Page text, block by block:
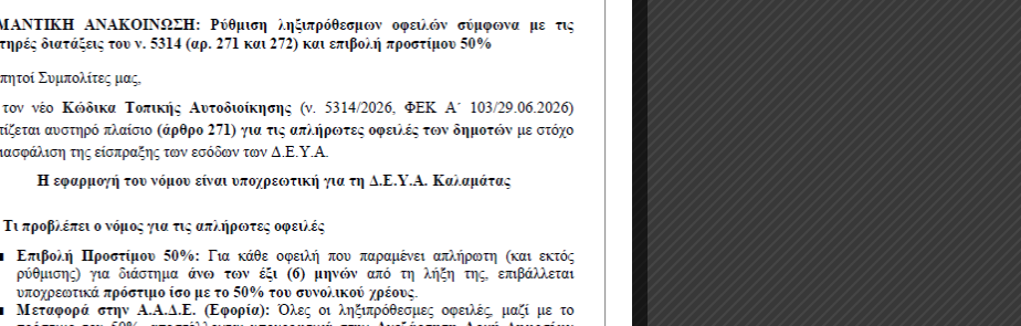
Υποδομών Ύδρευσης Δήμου Καλαμάτας – Φάση Β»
«ΥΠΟΔΟΜΕΣ ΜΕΤΑΦΟΡΩΝ, ΠΕΡΙΒΑΛΛΟΝ & ΑΕΙΦΟΡΟΣ
& ΠΟΛΠΡΟ 3279/24-03-2023 Απόφαση ένταξης του Ειδικού
και ΤΣ και έχει λάβει κωδικό ΟΠΣ 5201702
πρότυπο τεύχος διακήρυξης ανοικτής διαδικασίας για τη σύναψη
(άνω των ορίων) της Ε.Α.Α.ΔΗ.ΣΥ.
της πλατφόρμας του Εθνικού Συστήματος Ηλεκτρονικών
διαδικτυακής πύληςwww.promitheus.gov.grτου συστήματος.